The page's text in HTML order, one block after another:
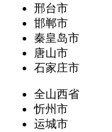
邢台市
邯郸市
秦皇岛市
唐山市
石家庄市
全山西省
忻州市
运城市